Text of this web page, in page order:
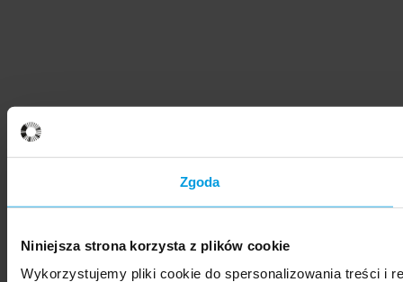
Zgoda
Niniejsza strona korzysta z plików cookie
Wykorzystujemy pliki cookie do spersonalizowania treści i